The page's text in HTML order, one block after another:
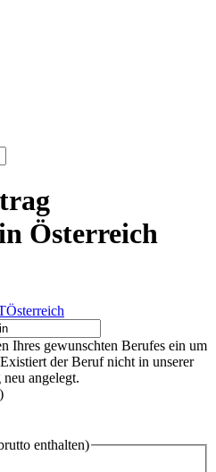
Österreich
Österreich
Ihres gewunschten Berufes ein um
der Beruf nicht in unserer
angelegt.
enthalten)